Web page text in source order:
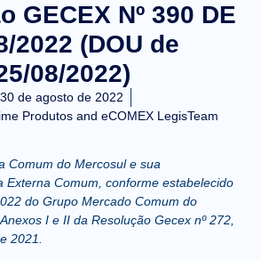
GECEX Nº 390 DE
2022 (DOU de
08/2022)
30 de agosto de 2022
Produtos and eCOMEX LegisTeam
Comum do Mercosul e sua
Externa Comum, conforme estabelecido
do Grupo Mercado Comum do
I e II da Resolução Gecex nº 272,
2021.